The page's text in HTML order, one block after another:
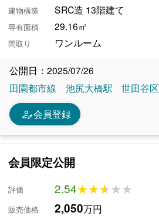
建物構造 SRC造 13階建て
専有面積 29.16㎡
間取り ワンルーム
公開日：2025/07/26
田園都市線
池尻大橋駅 世田谷区
person_edit会員登録
会員限定公開
評価 2.54★★★★★
★★★★★
販売価格 2,050万円